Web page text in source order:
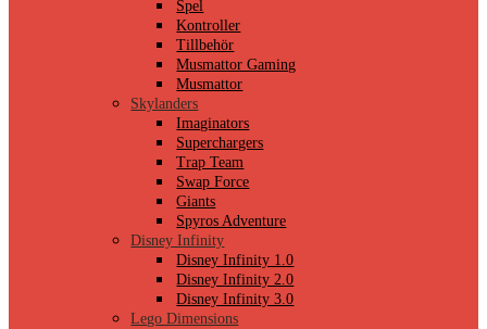
Spel
Kontroller
Tillbehör
Musmattor Gaming
Musmattor
Skylanders
Imaginators
Superchargers
Trap Team
Swap Force
Giants
Spyros Adventure
Disney Infinity
Disney Infinity 1.0
Disney Infinity 2.0
Disney Infinity 3.0
Lego Dimensions